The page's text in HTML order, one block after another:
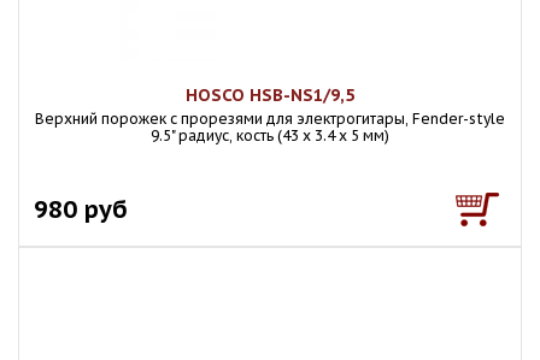
HOSCO HSB-NS1/9,5
Верхний порожек с прорезями для электрогитары, Fender-style
9.5" радиус, кость (43 х 3.4 х 5 мм)
980 руб